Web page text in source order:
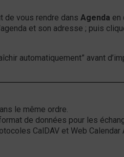
de vous rendre dans Agenda en
et son adresse ; puis
automatiquement” avant
le même ordre.
de données pour les
CalDAV et Web Calendar